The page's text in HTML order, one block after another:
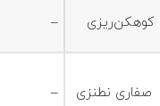
–
نطنزی –